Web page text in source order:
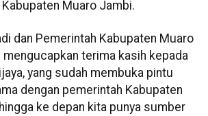
Kabupaten Muaro Jambi.
dan Pemerintah Kabupaten Muaro
terima kasih kepada
yang sudah membuka pintu
dengan pemerintah Kabupaten
ke depan kita punya sumber